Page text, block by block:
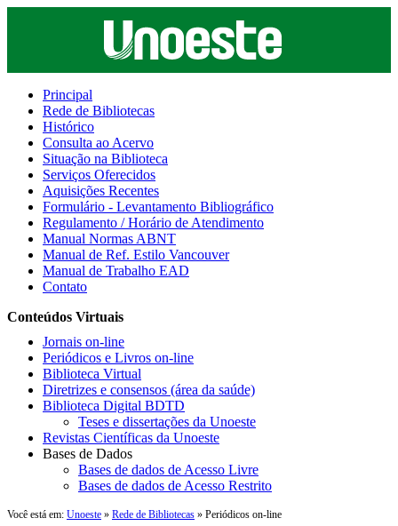
Principal
Rede de Bibliotecas
Histórico
Consulta ao Acervo
Situação na Biblioteca
Serviços Oferecidos
Aquisições Recentes
Formulário - Levantamento Bibliográfico
Regulamento / Horário de Atendimento
Manual Normas ABNT
Manual de Ref. Estilo Vancouver
Manual de Trabalho EAD
Contato
Conteúdos Virtuais
Jornais on-line
Periódicos e Livros on-line
Biblioteca Virtual
Diretrizes e consensos (área da saúde)
Biblioteca Digital BDTD
Teses e dissertações da Unoeste
Revistas Científicas da Unoeste
Bases de Dados
Bases de dados de Acesso Livre
Bases de dados de Acesso Restrito
Você está em: Unoeste » Rede de Bibliotecas » Periódicos on-line